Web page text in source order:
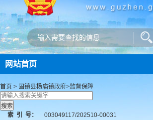
网站首页
首页 > 固镇县杨庙镇政府>监督保障
索 引 号：
003049117/202510-00031